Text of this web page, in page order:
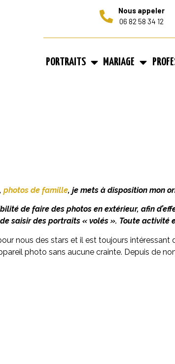
Nous appeler
06 82 58 34 12
PORTRAITS MARIAGE
photos de famille, je mets à disposition mon
de faire des photos en extérieur, afin
saisir des portraits « volés ». Toute activité
nous des stars et il est toujours
photo sans aucune crainte. Depuis de